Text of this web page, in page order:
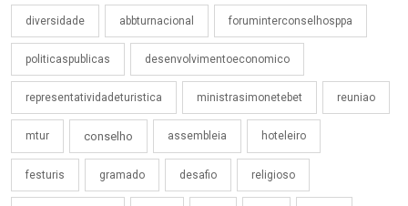
diversidade abbturnacional foruminterconselhosppa
politicaspublicas desenvolvimentoeconomico
representatividadeturistica ministrasimonetebet reuniao
mtur conselho assembleia hoteleiro
festuris gramado desafio religioso